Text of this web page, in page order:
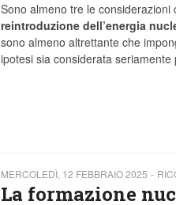
Sono almeno tre le
reintroduzione dell’energia
sono almeno altrettante che
ipotesi sia considerata seriamente
MERCOLEDÌ, 12 FEBBRAIO 2025
La formazione